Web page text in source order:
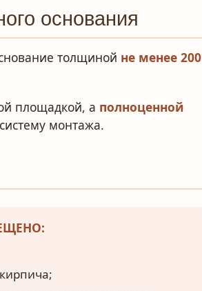
основания
толщиной не менее 200
площадкой, а полноценной
монтажа.